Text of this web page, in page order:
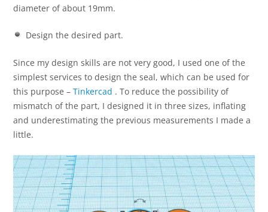
diameter of about 19mm.
Design the desired part.
Since my design skills are not very good, I used one of the
simplest services to design the seal, which can be used for
this purpose – Tinkercad . To reduce the possibility of
mismatch of the part, I designed it in three sizes, inflating
and underestimating the previous measurements I made a
little.